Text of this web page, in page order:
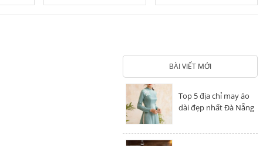
BÀI VIẾT MỚI
Top 5 địa chỉ may áo
dài đẹp nhất Đà Nẵng